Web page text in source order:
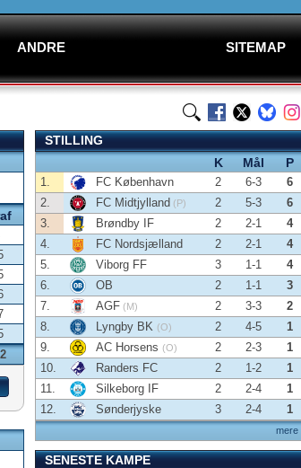
ANDRE SITEMAP
STILLING
K
Mål P
mere
1. FC København 2 6-3
6
2.
FC Midtjylland (P) 2 5-3
6
3.
Brøndby IF 2 2-1
4
4.
FC Nordsjælland 2 2-1
4
5.
Viborg FF 3 1-1
4
6.
OB 2 1-1
3
7.
AGF (M) 2 3-3
2
8.
Lyngby BK (O) 2 4-5
1
9.
AC Horsens (O) 2 2-3
1
10.
Randers FC 2 1-2
1
11.
Silkeborg IF 2 2-4
1
12.
Sønderjyske 3 2-4 1
SENESTE KAMPE